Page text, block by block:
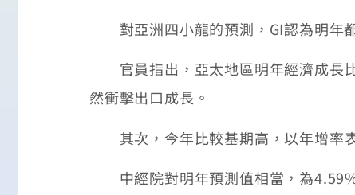
對亞洲四小龍的預測，GI認為明年
官員指出，亞太地區明年經濟成長比
然衝擊出口成長。
其次，今年比較基期高，以年增率
中經院對明年預測值相當，為4.59%